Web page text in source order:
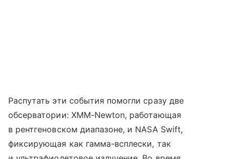
Распутать эти события помогли сразу две
обсерватории: XMM-Newton, работающая
в рентгеновском диапазоне, и NASA Swift,
фиксирующая как гамма-всплески, так